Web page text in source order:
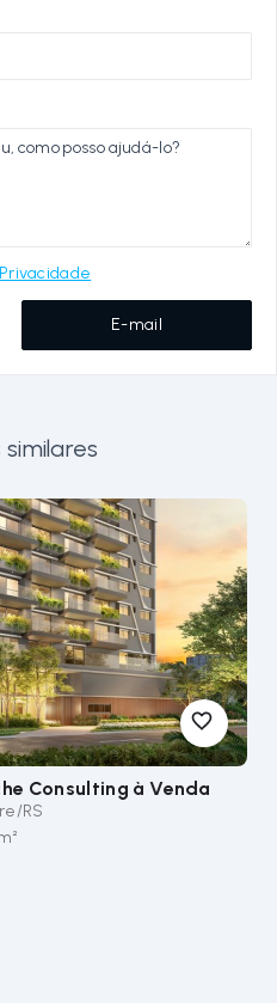
E-mail
Consulting à Venda
RS